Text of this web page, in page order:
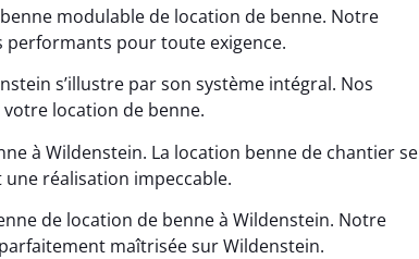
modulable de location de benne. Notre
pour toute exigence.
s’illustre par son système intégral. Nos
location de benne.
à Wildenstein. La location benne de chantier se
réalisation impeccable.
de location de benne à Wildenstein. Notre
maîtrisée sur Wildenstein.